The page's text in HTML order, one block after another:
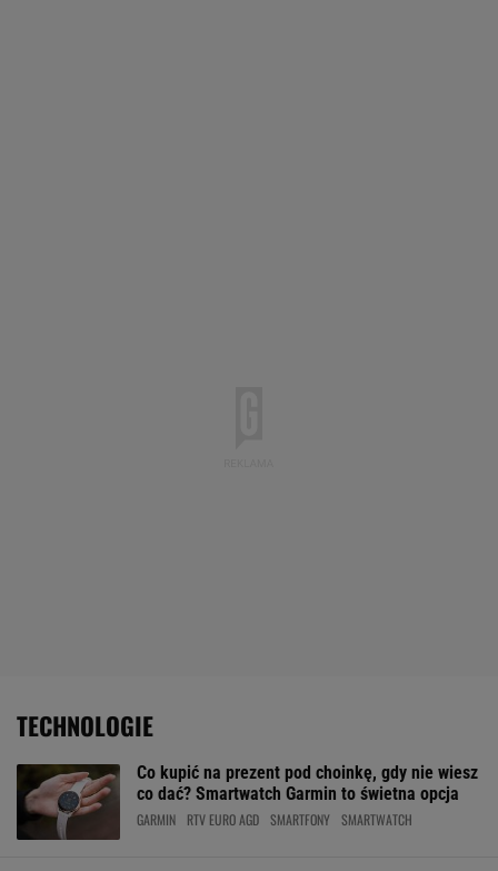
TECHNOLOGIE
Co kupić na prezent pod choinkę, gdy nie wiesz
co dać? Smartwatch Garmin to świetna opcja
GARMIN RTV EURO AGD SMARTFONY SMARTWATCH